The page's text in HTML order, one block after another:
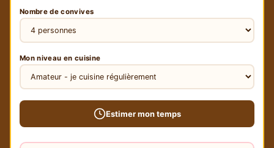
Nombre de convives
Mon niveau en cuisine
Estimer mon temps